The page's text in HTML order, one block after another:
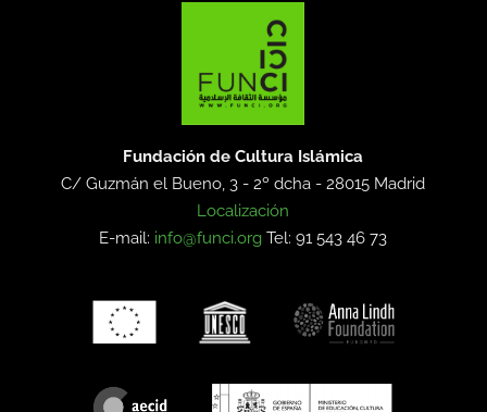
Fundación de Cultura Islámica
C/ Guzmán el Bueno, 3 - 2º dcha -28015 Madrid
Localización
E-mail: info@funci.org Tel: 91 543 46 73